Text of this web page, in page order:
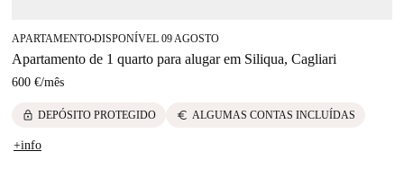
APARTAMENTO■DISPONÍVEL 09 AGOSTO
Apartamento de 1 quarto para alugar em Siliqua, Cagliari
600 €/mês
lock DEPÓSITO PROTEGIDO euro ALGUMAS CONTAS INCLUÍDAS
+info